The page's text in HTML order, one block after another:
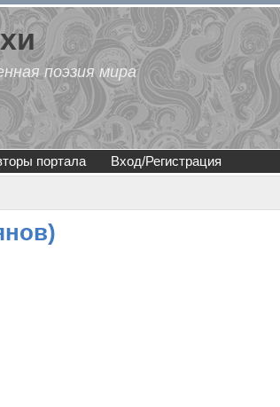
поэзия мира
портала Вход/Регистрация